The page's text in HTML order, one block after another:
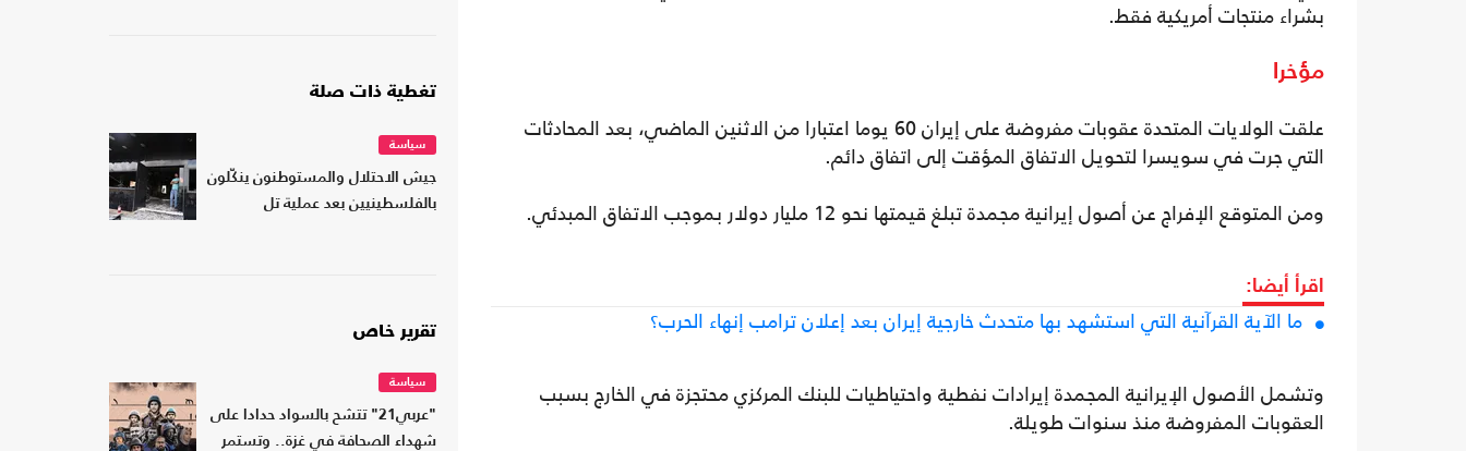
بشراء منتجات أمريكية فقط.
مؤخرا
علقت الولايات المتحدة عقوبات مفروضة على إيران 60 يوما اعتبارا من الاثنين الماضي، بعد المحادثات
التي جرت في سويسرا لتحويل الاتفاق المؤقت إلى اتفاق دائم.
ومن المتوقع الإفراج عن أصول إيرانية مجمدة تبلغ قيمتها نحو 12 مليار دولار بموجب الاتفاق المبدئي.
اقرأ أيضا:
ما الآية القرآنية التي استشهد بها متحدث خارجية إيران بعد إعلان ترامب إنهاء الحرب؟
وتشمل الأصول الإيرانية المجمدة إيرادات نفطية واحتياطيات للبنك المركزي محتجزة في الخارج بسبب
العقوبات المفروضة منذ سنوات طويلة.
تغطية ذات صلة
سياسة
جيش الاحتلال والمستوطنون ينكّلون
بالفلسطينيين بعد عملية تل
تقرير خاص
سياسة
"عربي21" تتشح بالسواد حدادا على
شهداء الصحافة في غزة.. وتستمر